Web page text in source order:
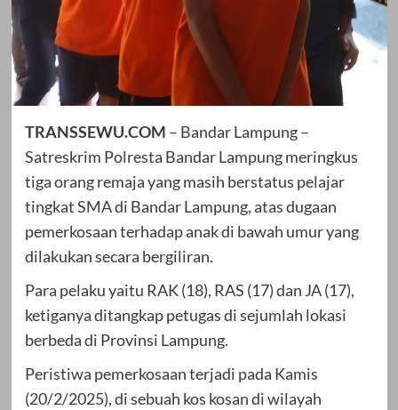
TRANSSEWU.COM – Bandar Lampung –
Satreskrim Polresta Bandar Lampung meringkus
tiga orang remaja yang masih berstatus pelajar
tingkat SMA di Bandar Lampung, atas dugaan
pemerkosaan terhadap anak di bawah umur yang
dilakukan secara bergiliran.
Para pelaku yaitu RAK (18), RAS (17) dan JA (17),
ketiganya ditangkap petugas di sejumlah lokasi
berbeda di Provinsi Lampung.
Peristiwa pemerkosaan terjadi pada Kamis
(20/2/2025), di sebuah kos kosan di wilayah